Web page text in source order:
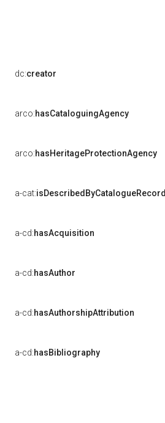
dc:creator
arco:hasCataloguingAgency
arco:hasHeritageProtectionAgency
a-cat:isDescribedByCatalogueRecord
a-cd:hasAcquisition
a-cd:hasAuthor
a-cd:hasAuthorshipAttribution
a-cd:hasBibliography